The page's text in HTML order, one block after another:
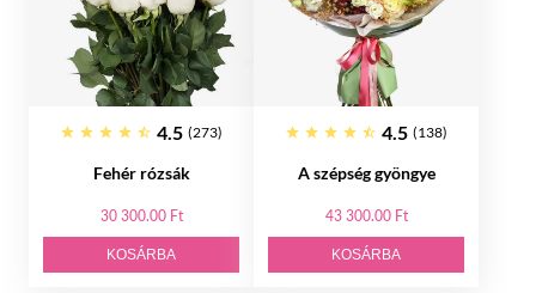
4.5 (273)
Fehér rózsák
30 300.00 Ft
KOSÁRBA
4.5 (138)
A szépség gyöngye
43 300.00 Ft
KOSÁRBA